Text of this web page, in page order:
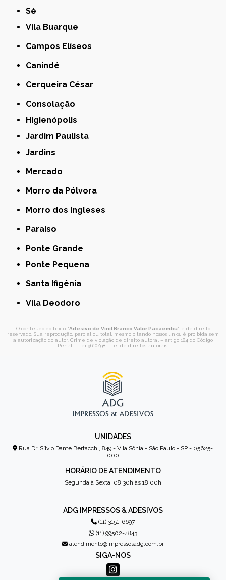
Sé
Vila Buarque
Campos Elíseos
Canindé
Cerqueira César
Consolação
Higienópolis
Jardim Paulista
Jardins
Mercado
Morro da Pólvora
Morro dos Ingleses
Paraíso
Ponte Grande
Ponte Pequena
Santa Ifigênia
Vila Deodoro
O conteúdo do texto "Adesivo de Vinil Branco Valor Pacaembu" é de direito
reservado. Sua reprodução, parcial ou total, mesmo citando nossos links, é proibida sem
a autorização do autor. Crime de violação de direito autoral – artigo 184 do Código
Penal – Lei 9610/98 - Lei de direitos autorais
UNIDADES
Rua Dr. Sílvio Dante Bertacchi, 849 - Vila Sônia - São Paulo - SP - 05625-
000
HORÁRIO DE ATENDIMENTO
Segunda à Sexta: 08:30h às 18:00h
ADG IMPRESSOS & ADESIVOS
(11) 3151-6697
(11) 99502-4843
atendimento@impressosadg.com.br
SIGA-NOS